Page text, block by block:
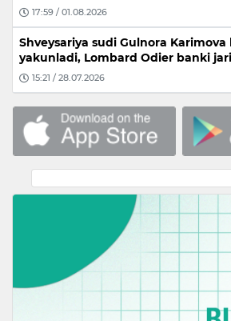
17:59 / 01.08.2026
Shveysariya sudi Gulnora Karimova
yakunladi, Lombard Odier banki
15:21 / 28.07.2026